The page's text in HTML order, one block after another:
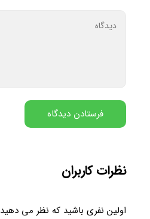
نظرات کاربران
اولین نفری باشید که نظر می دهید